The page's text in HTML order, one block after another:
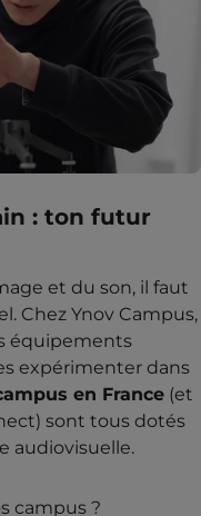
: ton futur
et du son, il faut
Chez Ynov Campus,
équipements
expérimenter dans
en France (et
sont tous dotés
audiovisuelle.
campus ?